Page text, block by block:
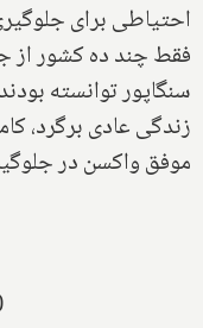
احتیاطی برای
فقط چند ده کشور از
سنگاپور توانسته
زندگی عادی برگرد،
موفق واکسن در